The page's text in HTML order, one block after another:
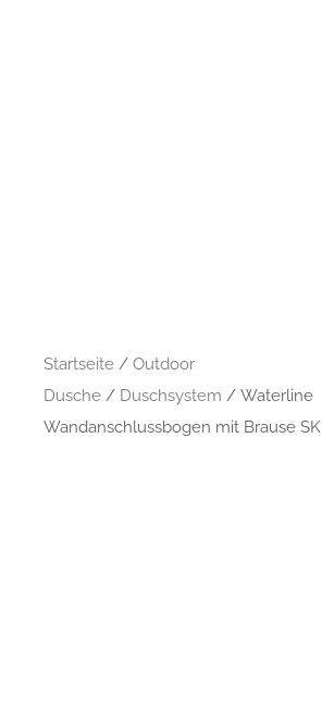
Startseite /Outdoor
Dusche / Duschsystem / Waterline
Wandanschlussbogen mit Brause SK